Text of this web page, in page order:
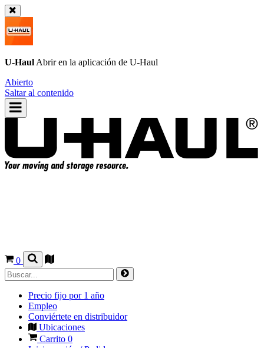
U-Haul Abrir en la aplicación de U-Haul
Abierto
Saltar al contenido
0
Precio fijo por 1 año
Empleo
Conviértete en distribuidor
Ubicaciones
Carrito 0